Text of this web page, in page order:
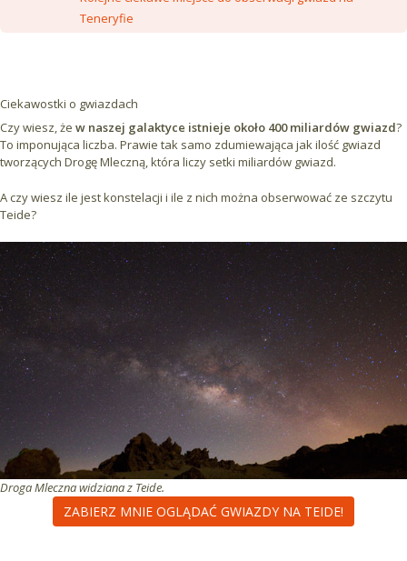
Teneryfie
Ciekawostki o gwiazdach
Czy wiesz, że w naszej galaktyce istnieje około 400 miliardów gwiazd?
To imponująca liczba. Prawie tak samo zdumiewająca jak ilość gwiazd
tworzących Drogę Mleczną, która liczy setki miliardów gwiazd.
A czy wiesz ile jest konstelacji i ile z nich można obserwować ze szczytu
Teide?
Droga Mleczna widziana z Teide.
ZABIERZ MNIE OGLĄDAĆ GWIAZDY NA TEIDE!